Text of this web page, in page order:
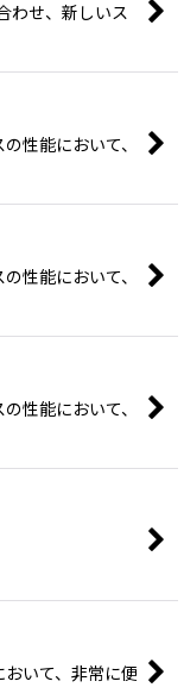
わせ、新しいス
性能において、
性能において、
性能において、
いて、非常に便